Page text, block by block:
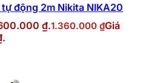
động 2m Nikita NIKA20
₫.1.360.000 ₫Giá